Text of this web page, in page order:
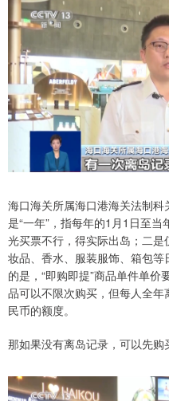
海口海关所属海口港海关法制
是“一年”，指每年的1月1日至
光买票不行，得实际出岛；二是
妆品、香水、服装服饰、箱包
的是，“即购即提”商品单件单价
品可以不限次购买，但每人全
民币的额度。
那如果没有离岛记录，可以先购